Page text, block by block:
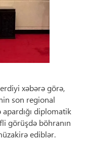
xəbərə görə,
son regional
diplomatik
görüşdə böhranın
ediblər.